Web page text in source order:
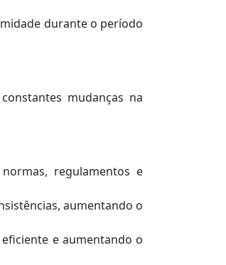
durante o período
mudanças na
regulamentos e
aumentando o
e aumentando o